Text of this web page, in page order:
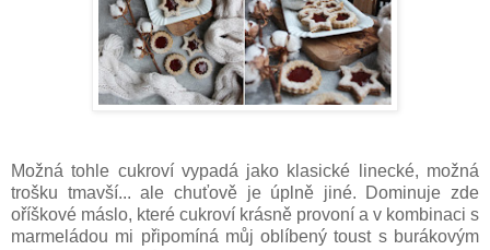
Možná tohle cukroví vypadá jako klasické linecké, možná
trošku tmavší... ale chuťově je úplně jiné. Dominuje zde
oříškové máslo, které cukroví krásně provoní a v kombinaci s
marmeládou mi připomíná můj oblíbený toust s burákovým